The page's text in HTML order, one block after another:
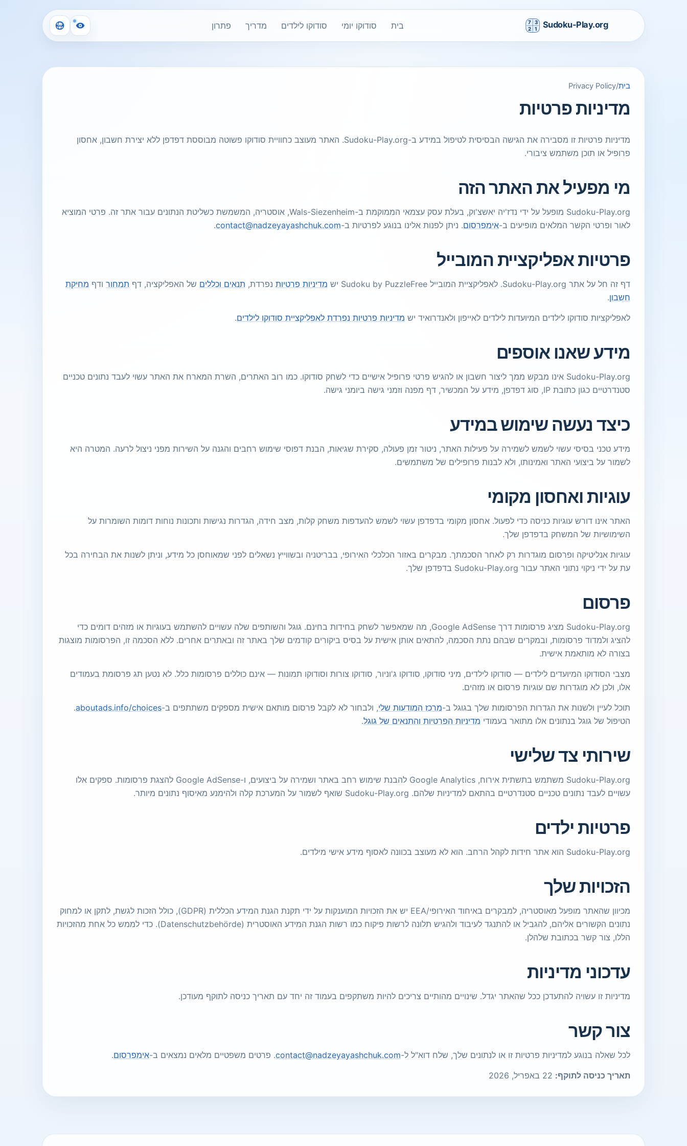
בית סודוקו יומי סודוקו לילדים מדריך פתרון
בית/
Privacy Policy
מדיניות פרטיות
מדיניות פרטיות זו מסבירה את הגישה הבסיסית לטיפול במידע ב-Sudoku-Play.org. האתר מעוצב כחוויית סודוקו פשוטה מבוססת דפדפן ללא יצירת חשבון, אחסון
פרופיל או תוכן משתמש ציבורי.
מי מפעיל את האתר הזה
Sudoku-Play.org מופעל על ידי נדז'יה יאשצ'וק, בעלת עסק עצמאי הממוקמת ב-Wals-Siezenheim, אוסטריה, המשמשת כשליטת הנתונים עבור אתר זה. פרטי המוציא
לאור ופרטי הקשר המלאים מופיעים ב-אימפרסום. ניתן לפנות אלינו בנוגע לפרטיות ב-contact@nadzeyayashchuk.com
.
פרטיות אפליקציית המובייל
דף זה חל על אתר Sudoku-Play.org. לאפליקציית המובייל Sudoku by PuzzleFree יש מדיניות פרטיות נפרדת, תנאים וכללים של האפליקציה, דף תמחור ודף מחיקת
חשבון.
לאפליקציות סודוקו לילדים המיועדות לילדים לאייפון ולאנדרואיד יש מדיניות פרטיות נפרדת לאפליקציית סודוקו לילדים.
מידע שאנו אוספים
Sudoku-Play.org אינו מבקש ממך ליצור חשבון או להגיש פרטי פרופיל אישיים כדי לשחק סודוקו. כמו רוב האתרים, השרת המארח את האתר עשוי לעבד נתונים טכניים
סטנדרטיים כגון כתובת IP, סוג דפדפן, מידע על המכשיר, דף מפנה וזמני גישה ביומני גישה.
כיצד נעשה שימוש במידע
מידע טכני בסיסי עשוי לשמש לשמירה על פעילות האתר, ניטור זמן פעולה, סקירת שגיאות, הבנת דפוסי שימוש רחבים והגנה על השירות מפני ניצול לרעה. המטרה היא
לשמור על ביצועי האתר ואמינותו, ולא לבנות פרופילים של משתמשים.
עוגיות ואחסון מקומי
האתר אינו דורש עוגיות כניסה כדי לפעול. אחסון מקומי בדפדפן עשוי לשמש להעדפות משחק קלות, מצב חידה, הגדרות נגישות ותכונות נוחות דומות השומרות על
השימושיות של המשחק בדפדפן שלך.
עוגיות אנליטיקה ופרסום מוגדרות רק לאחר הסכמתך. מבקרים באזור הכלכלי האירופי, בבריטניה ובשווייץ נשאלים לפני שמאוחסן כל מידע, וניתן לשנות את הבחירה בכל
עת על ידי ניקוי נתוני האתר עבור Sudoku-Play.org בדפדפן שלך.
פרסום
Sudoku-Play.org מציג פרסומות דרך Google AdSense, מה שמאפשר לשחק בחידות בחינם. גוגל והשותפים שלה עשויים להשתמש בעוגיות או מזהים דומים כדי
להציג ולמדוד פרסומות, ובמקרים שבהם נתת הסכמה, להתאים אותן אישית על בסיס ביקורים קודמים שלך באתר זה ובאתרים אחרים. ללא הסכמה זו, הפרסומות מוצגות
בצורה לא מותאמת אישית.
מצבי הסודוקו המיועדים לילדים — סודוקו לילדים, מיני סודוקו, סודוקו ג'וניור, סודוקו צורות וסודוקו תמונות — אינם כוללים פרסומות כלל. לא נטען תג פרסומת בעמודים
אלו, ולכן לא מוגדרות שם עוגיות פרסום או מזהים.
תוכל לעיין ולשנות את הגדרות הפרסומות שלך בגוגל ב-מרכז המודעות שלי, ולבחור לא לקבל פרסום מותאם אישית מספקים משתתפים ב-aboutads.info/choices
.
הטיפול של גוגל בנתונים אלו מתואר בעמודי מדיניות הפרטיות והתנאים של גוגל.
שירותי צד שלישי
Sudoku-Play.org משתמש בתשתית אירוח, Google Analytics להבנת שימוש רחב באתר ושמירה על ביצועים, ו-Google AdSense להצגת פרסומות. ספקים אלו
עשויים לעבד נתונים טכניים סטנדרטיים בהתאם למדיניות שלהם. Sudoku-Play.org שואף לשמור על המערכת קלה ולהימנע מאיסוף נתונים מיותר.
פרטיות ילדים
Sudoku-Play.org הוא אתר חידות לקהל הרחב. הוא לא מעוצב בכוונה לאסוף מידע אישי מילדים.
הזכויות שלך
מכיוון שהאתר מופעל מאוסטריה, למבקרים באיחוד האירופי/EEA יש את הזכויות המוענקות על ידי תקנת הגנת המידע הכללית (GDPR), כולל הזכות לגשת, לתקן או למחוק
נתונים הקשורים אליהם, להגביל או להתנגד לעיבוד ולהגיש תלונה לרשות פיקוח כמו רשות הגנת המידע האוסטרית (Datenschutzbehörde). כדי לממש כל אחת מהזכויות
הללו, צור קשר בכתובת שלהלן.
עדכוני מדיניות
מדיניות זו עשויה להתעדכן ככל שהאתר יגדל. שינויים מהותיים צריכים להיות משתקפים בעמוד זה יחד עם תאריך כניסה לתוקף מעודכן.
צור קשר
לכל שאלה בנוגע למדיניות פרטיות זו או לנתונים שלך, שלח דוא"ל ל-contact@nadzeyayashchuk.com. פרטים משפטיים מלאים נמצאים ב-אימפרסום.
תאריך כניסה לתוקף: